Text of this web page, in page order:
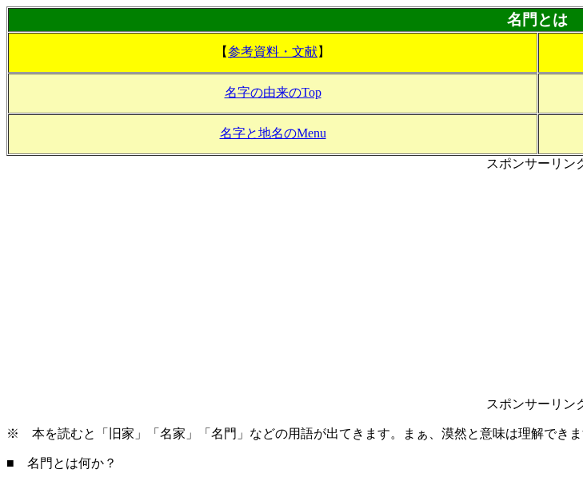
名門とは
【参考資料・文献】
名字の由来のTop
名字と地名のMenu
スポンサーリン
スポンサーリン
※ 本を読むと「旧家」「名家」「名門」などの用語が出てきます。まぁ、漠然と意味は理解でき
■ 名門とは何か？